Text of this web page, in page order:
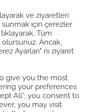
F
a
c
e
o
k
I
n
s
t
r
a
m
Sonraki Yazı
ve ziyaretleri
için çerezler
Tüm
Ancak,
Ayarları" nı ziyaret
give you the most
your preferences
All”, you consent to
you may visit